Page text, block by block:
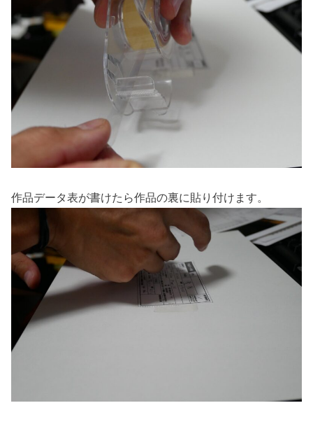
作品データ表が書けたら作品の裏に貼り付けます。